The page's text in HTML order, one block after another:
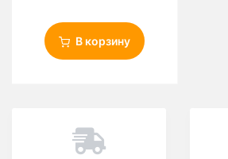
В корзину